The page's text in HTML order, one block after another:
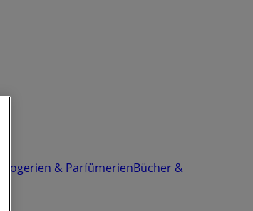
Drogerien & ParfümerienBücher &